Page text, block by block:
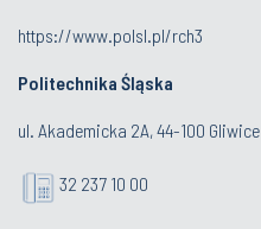
https://www.polsl.pl/rch3
Politechnika Śląska
ul. Akademicka 2A, 44-100 Gliwice
32 237 10 00